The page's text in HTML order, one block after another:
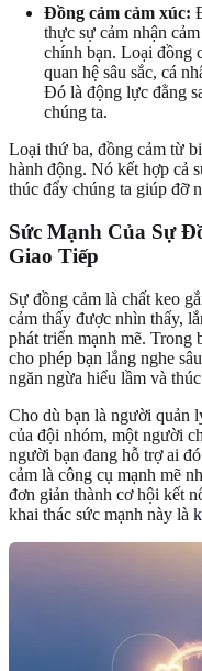
Đồng cảm cảm xúc:
thực sự cảm nhận
chính bạn. Loại đồng
quan hệ sâu sắc, cá
Đó là động lực đằng
chúng ta.
Loại thứ ba, đồng cảm từ
hành động. Nó kết hợp cả
thúc đẩy chúng ta giúp đỡ
Sức Mạnh Của Sự
Giao Tiếp
Sự đồng cảm là chất keo
cảm thấy được nhìn thấy,
phát triển mạnh mẽ. Trong
cho phép bạn lắng nghe
ngăn ngừa hiểu lầm và
Cho dù bạn là người quản
của đội nhóm, một người
người bạn đang hỗ trợ ai
cảm là công cụ mạnh mẽ
đơn giản thành cơ hội kết
khai thác sức mạnh này là